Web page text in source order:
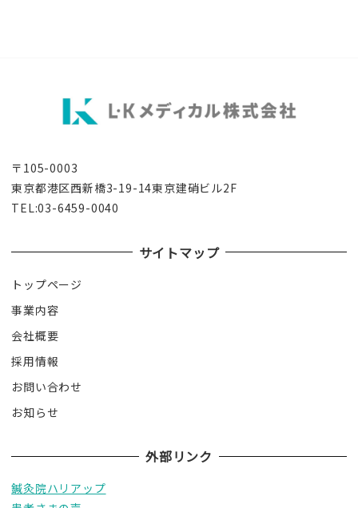
〒105-0003
東京都港区西新橋3-19-14東京建硝ビル2F
TEL:03-6459-0040
サイトマップ
トップページ
事業内容
会社概要
採用情報
お問い合わせ
お知らせ
外部リンク
鍼灸院ハリアップ